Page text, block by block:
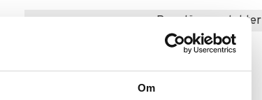
Om
Populära produkter